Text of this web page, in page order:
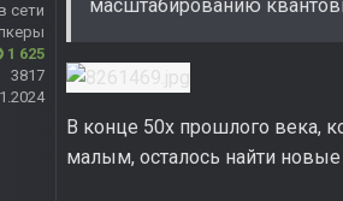
сети
1 625
3817
масштабированию
В конце 50х прошлого века,
малым, осталось найти